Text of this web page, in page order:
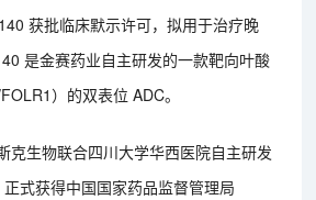
获批临床默示许可，拟用于治疗晚
是金赛药业自主研发的一款靶向叶酸
）的双表位 ADC。
克生物联合四川大学华西医院自主研发
式获得中国国家药品监督管理局